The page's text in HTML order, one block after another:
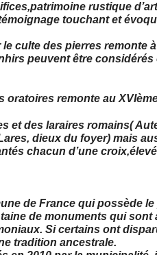
patrimoine rustique
touchant et
le culte des pierres remonte
peuvent être considérés
oratoires remonte au
et des laraires romains(
dieux du foyer) mais
chacun d’une croix,
de France qui possède
de monuments qui sont
Si certains ont
tradition ancestrale.